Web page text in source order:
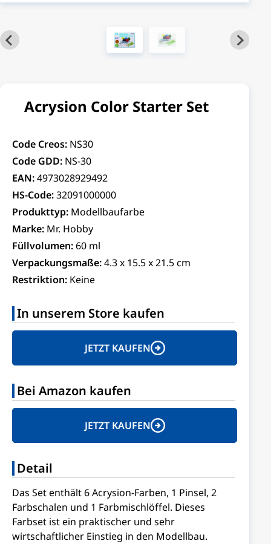
Acrysion Color Starter Set
Code Creos: NS30
Code GDD: NS-30
EAN:4973028929492
HS-Code:32091000000
Produkttyp: Modellbaufarbe
Marke: Mr. Hobby
Füllvolumen:60 ml
Verpackungsmaße:4.3 x 15.5 x 21.5 cm
Restriktion: Keine
In unserem Store kaufen
JETZT KAUFEN
Bei Amazon kaufen
JETZT KAUFEN
Detail
Das Set enthält 6 Acrysion-Farben, 1 Pinsel, 2
Farbschalen und 1 Farbmischlöffel. Dieses
Farbset ist ein praktischer und sehr
wirtschaftlicher Einstieg in den Modellbau.